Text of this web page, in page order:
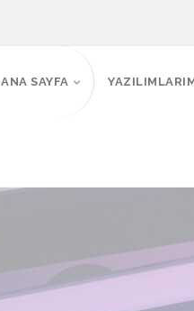
ANA SAYFA